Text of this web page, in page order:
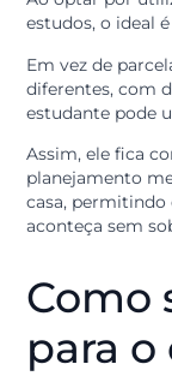
decisão que
como um
que foca na
Ao optar por